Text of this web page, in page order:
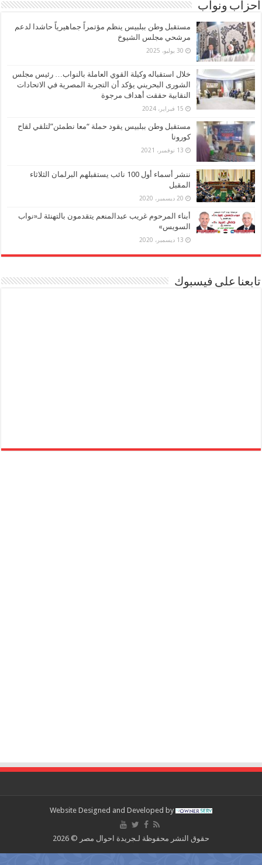
أحزاب ونواب
مستقبل وطن ببلبيس ينظم مؤتمراً جماهيرياً حاشدا لدعم
مرشحي مجلس الشيوخ
30 يوليو، 2025
خلال استقباله وكيلة القوي العاملة بالنواب… رئيس مجلس
الشورى البحريني يؤكد أن التجربة المصرية في الاتحادات
النقابية حققت أهداف مرجوة
15 فبراير، 2024
مستقبل وطن ببلبيس يقود حملة “معا نطمئن”لتلقي لقاح
كورونا
13 نوفمبر، 2021
ننشر أسماء أول 100 نائب يستقبلهم البرلمان الثلاثاء
المقبل
20 ديسمبر، 2020
أبناء المرحوم غريب عبدالمنعم يتقدمون بالتهنئة لـ«نواب
السويس»
13 ديسمبر، 2020
تابعنا على فيسبوك
Website Designed and Developed by
حقوق النشر محفوظة لـجريدة احوال مصر © 2026